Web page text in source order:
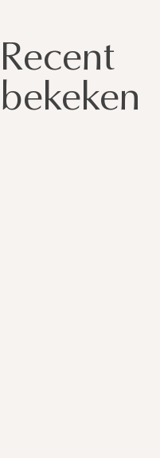
Recent
bekeken